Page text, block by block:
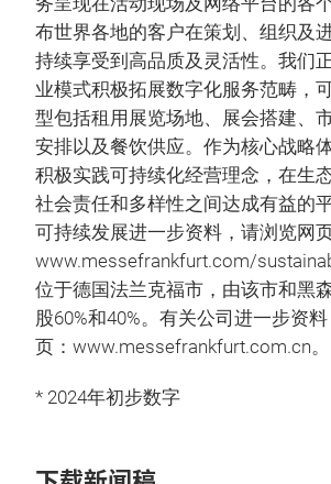
布世界各地的客户在策划、组织及
持续享受到高品质及灵活性。我们
业模式积极拓展数字化服务范畴，
型包括租用展览场地、展会搭建、
安排以及餐饮供应。作为核心战略
积极实践可持续化经营理念，在生
社会责任和多样性之间达成有益的
可持续发展进一步资料，请浏览网页
www.messefrankfurt.com/
位于德国法兰克福市，由该市和黑
股60%和40%。有关公司进一步资
页：www.messefrankfurt.com.cn。
* 2024年初步数字